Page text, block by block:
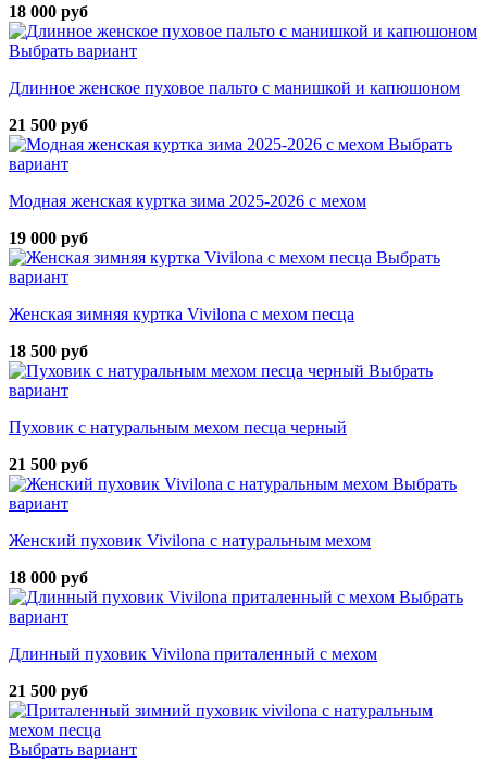
18 000 руб
Выбрать вариант
Длинное женское пуховое пальто с манишкой и капюшоном
21 500 руб
Выбрать
вариант
Модная женская куртка зима 2025-2026 с мехом
19 000 руб
Выбрать
вариант
Женская зимняя куртка Vivilona с мехом песца
18 500 руб
Выбрать
вариант
Пуховик с натуральным мехом песца черный
21 500 руб
Выбрать
вариант
Женский пуховик Vivilona с натуральным мехом
18 000 руб
Выбрать
вариант
Длинный пуховик Vivilona приталенный с мехом
21 500 руб
Выбрать вариант